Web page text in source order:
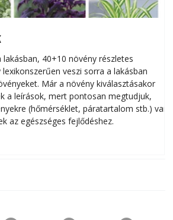
40+10 növény részletes
veszi sorra a lakásban
Már a növény kiválasztásakor
a leírások, mert pontosan megtudjuk,
(hőmérséklet, páratartalom stb.) van
az egészséges fejlődéshez.